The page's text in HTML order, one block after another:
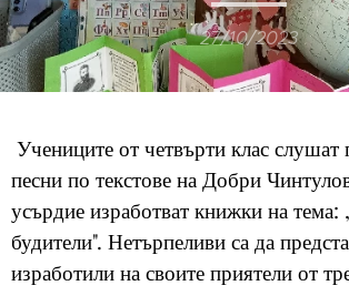
27/10/2023
Учениците от четвърти клас слушат
песни по текстове на Добри
усърдие изработват книжки на
будители". Нетърпеливи са да
изработили на своите приятели от